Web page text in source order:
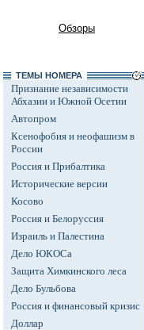
Обзоры
ТЕМЫ НОМЕРА
Признание независимости
Абхазии и Южной Осетии
Автопром
Ксенофобия и неофашизм в
России
Россия и Прибалтика
Исторические версии
Косово
Россия и Белоруссия
Израиль и Палестина
Дело ЮКОСа
Защита Химкинского леса
Дело Бульбова
Россия и финансовый кризис
Доллар